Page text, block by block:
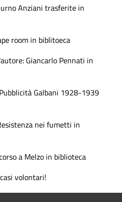
Anziani trasferite in
room in biblitoeca
Giancarlo Pennati in
Galbani 1928-1939
nei fumetti in
a Melzo in biblioteca
volontari!